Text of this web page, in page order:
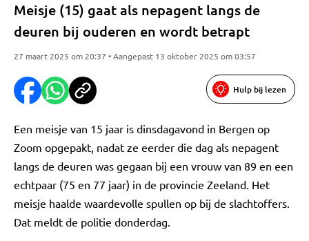
Meisje (15) gaat als nepagent langs de
deuren bij ouderen en wordt betrapt
27 maart 2025 om 20:37 • Aangepast 13 oktober 2025 om 03:57
Hulp bij lezen
Een meisje van 15 jaar is dinsdagavond in Bergen op
Zoom opgepakt, nadat ze eerder die dag als nepagent
langs de deuren was gegaan bij een vrouw van 89 en een
echtpaar (75 en 77 jaar) in de provincie Zeeland. Het
meisje haalde waardevolle spullen op bij de slachtoffers.
Dat meldt de politie donderdag.